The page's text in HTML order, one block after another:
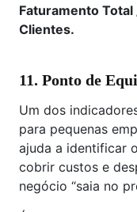
Faturamento
Clientes.
11. Ponto de
Um dos
para pequenas
ajuda a identificar
cobrir custos e
negócio “saia no